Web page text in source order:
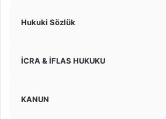
Hukuki Sözlük
İCRA & İFLAS HUKUKU
KANUN